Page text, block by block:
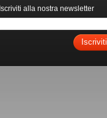
Iscriviti alla nostra newsletter
Iscriviti